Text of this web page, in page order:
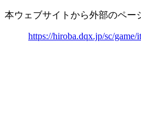
本ウェブサイトから外部のペー
https://hiroba.dqx.jp/sc/